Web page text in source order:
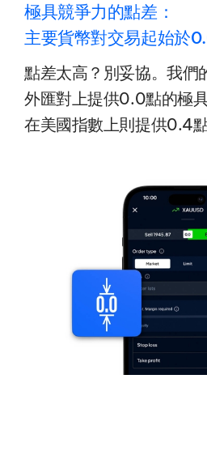
極具競爭力的點差：
主要貨幣對交易起始於
點差太高？別妥協。我們
外匯對上提供0.0點的極
在美國指數上則提供0.4點